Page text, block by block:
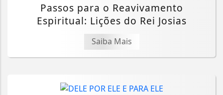
Passos para o Reavivamento
Espiritual: Lições do Rei Josias
Saiba Mais